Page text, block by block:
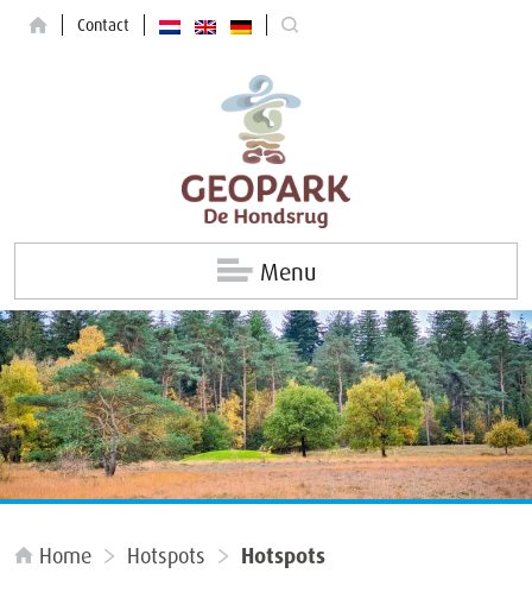
Contact
Menu
Home Hotspots Hotspots